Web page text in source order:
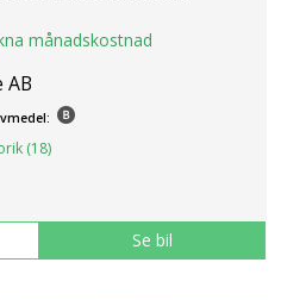
månadskostnad
AB
(18)
Se bil